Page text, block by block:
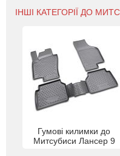
ІНШІ КАТЕГОРІЇ ДО
Гумові килимки до
Митсубиси Лансер 9